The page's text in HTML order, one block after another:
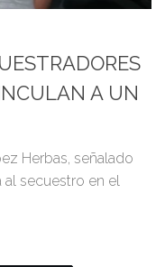
A UN
Herbas, señalado
secuestro en el